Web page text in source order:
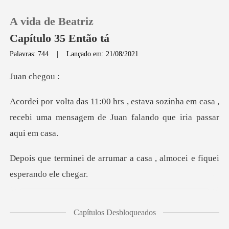
Loja
Histórico
Sair
A vida de Beatriz
Capítulo 35 Então tá
Palavras: 744 |Lançado em: 21/08/2021
che
sozinha em casa ,
recebi uma mensagem de
umar a casa , almocei e fi
Capítulos Desbloqueados